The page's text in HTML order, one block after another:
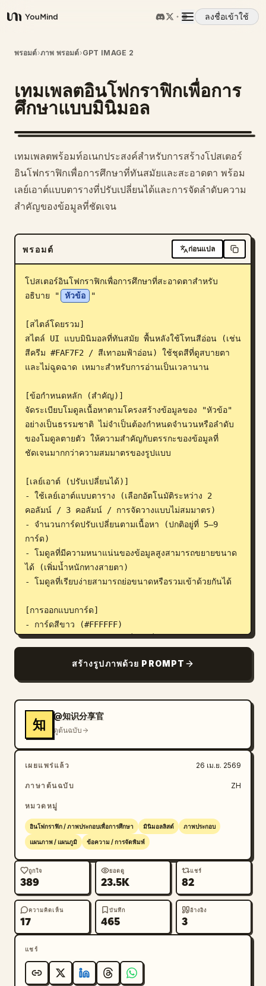
YouMind
ลงชื่อเข้าใช้
ภาพรวม
กรณีการใช้งาน
ทักษะ
พรอมต์
ราคา
ดาวน์โหลด
บล็อก
อัปเดต
พรอมต์›ภาพ พรอมต์›GPT IMAGE 2
เทมเพลตอินโฟกราฟิกเพื่อการ
ศึกษาแบบมินิมอล
เทมเพลตพร้อมท์อเนกประสงค์สำหรับการสร้างโปสเตอร์
อินโฟกราฟิกเพื่อการศึกษาที่ทันสมัยและสะอาดตา พร้อม
เลย์เอาต์แบบตารางที่ปรับเปลี่ยนได้และการจัดลำดับความ
สำคัญของข้อมูลที่ชัดเจน
พรอมต์ ก่อนแปล
โปสเตอร์อินโฟกราฟิกเพื่อการศึกษาที่สะอาดตาสำหรับ
อธิบาย "
หัวข้อ "
[สไตล์โดยรวม]
สไตล์ UI แบบมินิมอลที่ทันสมัย พื้นหลังใช้โทนสีอ่อน (เช่น
สีครีม #FAF7F2 / สีเทาอมฟ้าอ่อน) ใช้ชุดสีที่ดูสบายตา
และไม่ฉูดฉาด เหมาะสำหรับการอ่านเป็นเวลานาน
[ข้อกำหนดหลัก (สำคัญ)]
จัดระเบียบโมดูลเนื้อหาตามโครงสร้างข้อมูลของ "หัวข้อ"
อย่างเป็นธรรมชาติ ไม่จำเป็นต้องกำหนดจำนวนหรือลำดับ
ของโมดูลตายตัว ให้ความสำคัญกับตรรกะของข้อมูลที่
ชัดเจนมากกว่าความสมมาตรของรูปแบบ
[เลย์เอาต์ (ปรับเปลี่ยนได้)]
- ใช้เลย์เอาต์แบบตาราง (เลือกอัตโนมัติระหว่าง 2
คอลัมน์ / 3 คอลัมน์ / การจัดวางแบบไม่สมมาตร)
- จำนวนการ์ดปรับเปลี่ยนตามเนื้อหา (ปกติอยู่ที่ 5–9
การ์ด)
- โมดูลที่มีความหนาแน่นของข้อมูลสูงสามารถขยายขนาด
ได้ (เพิ่มน้ำหนักทางสายตา)
- โมดูลที่เรียบง่ายสามารถย่อขนาดหรือรวมเข้าด้วยกันได้
[การออกแบบการ์ด]
- การ์ดสีขาว (#FFFFFF)
- มุมโค้งมน + เงาจางๆ (เพิ่มมิติที่นุ่มนวล)
[แต่ละโมดูลข้อมูลประกอบด้วย]
- หัวข้อที่ชัดเจน (ลำดับชั้นที่ชัดเจน)
- ประโยคอธิบายหลัก 1–3 ประโยค (หลีกเลี่ยงการใช้คำ
ฟุ่มเฟือย)
- มีตัวอย่าง / การเปรียบเทียบ / บทสรุปตามความจำเป็น
[หลักการจัดระเบียบเนื้อหา (เน้นย้ำ)]
- ประเภทแนวคิด → คำจำกัดความ + หลักการ + ลักษณะ
เด่น + ตัวอย่าง
- ประเภทเปรียบเทียบ → A เทียบกับ B (โครงสร้างเชิง
- ประเภทกระบวนการ → ขั้นตอน / ผังงาน
- ประเภทระบบ → ส่วนประกอบ + ความสัมพันธ์
- ประเภททักษะ → วิธีการ + เคล็ดลับ + ข้อผิดพลาดที่พบ
บ่อย
- ชื่อเรื่อง > หัวข้อโมดูล > เนื้อหาหลัก > ข้อมูลสนับสนุน
- ข้อมูลสำคัญสามารถเน้นด้วยสีหรือไอคอน
สร้างรูปภาพด้วย PROMPT
知
@知识分享官
ดูต้นฉบับ
เผยแพร่แล้ว 26 เม.ย. 2569
ภาษาต้นฉบับ ZH
หมวดหมู่
อินโฟกราฟิก / ภาพประกอบเพื่อการศึกษา มินิมอลลิสต์ ภาพประกอบ
แผนภาพ / แผนภูมิ ข้อความ / การจัดพิมพ์
ถูกใจ
389
ยอดดู
23.5K
แชร์
82
ความคิดเห็น
17
บันทึก
465
อ้างอิง
3
แชร์